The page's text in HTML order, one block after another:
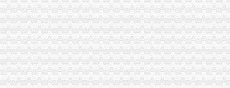
非立核算分公司要办税务登记证吗·温州晚报
供应重庆个体工商户如何办理pos机（刷卡机）_重庆POS机_重庆对
【合肥长江批发市场税务登记|税务登记证办理|代理税务登记】-合肥赶
沙坪坝区办税务登记证
中国[上海]自由贸易试验区单位纳税人新办税务登记证告知单-全文--法
海淀区税务登记证丢啦还可以办注销吗朝区注销公司-北京便民网
办理税务登记证公司_办理税务登记证厂家_公司黄页-阿里巴巴
【代办税务登记证】-代办税务登记证价格|批发-代办税务登记证公司-